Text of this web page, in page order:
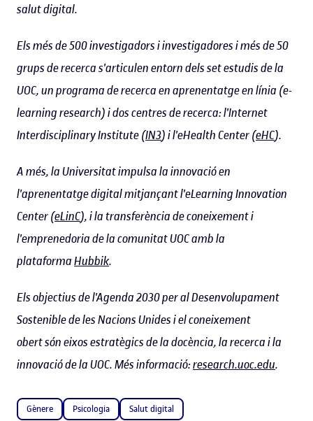
salut digital.
Els més de 500 investigadors i investigadores i més de 50
grups de recerca s'articulen entorn dels set estudis de la
UOC, un programa de recerca en aprenentatge en línia (e-
learning research) i dos centres de recerca: l'Internet
Interdisciplinary Institute (IN3) i l'eHealth Center (eHC).
A més, la Universitat impulsa la innovació en
l'aprenentatge digital mitjançant l'eLearning Innovation
Center (eLinC), i la transferència de coneixement i
l'emprenedoria de la comunitat UOC amb la
plataformaHubbik.
Els objectius de l'Agenda 2030 per al Desenvolupament
Sostenible de les Nacions Unides i el coneixement
obert són eixos estratègics de la docència, la recerca i la
innovació de la UOC. Més informació:research.uoc.edu.
Gènere Psicologia Salut digital